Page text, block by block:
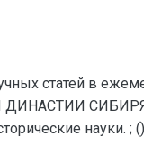
статей в
науки. ;